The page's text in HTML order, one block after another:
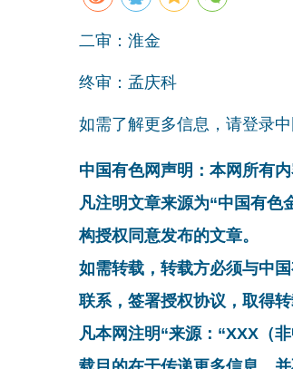
二审：淮金
终审：孟庆科
如需了解更多信息，请登录中
中国有色网声明：本网所有
凡注明文章来源为“中国有色
构授权同意发布的文章。
如需转载，转载方必须与中
联系，签署授权协议，取得转
凡本网注明“来源：“XXX（